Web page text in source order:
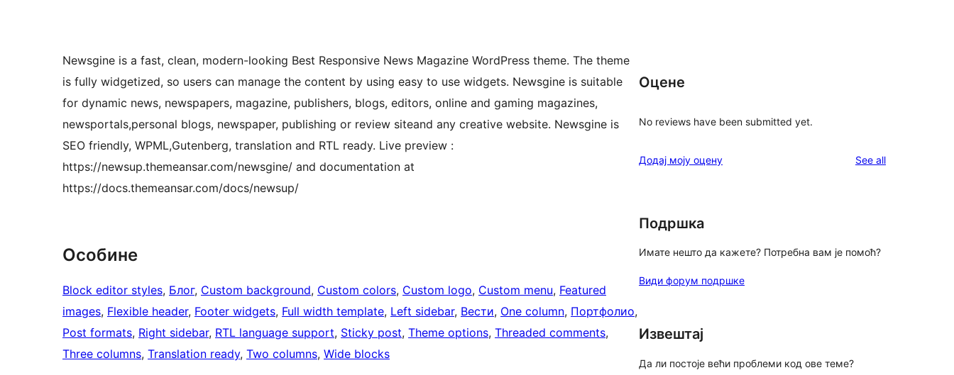
Newsgine is a fast, clean, modern-looking Best Responsive News Magazine WordPress theme. The theme
is fully widgetized, so users can manage the content by using easy to use widgets. Newsgine is suitable
for dynamic news, newspapers, magazine, publishers, blogs, editors, online and gaming magazines,
newsportals,personal blogs, newspaper, publishing or review siteand any creative website. Newsgine is
SEO friendly, WPML,Gutenberg, translation and RTL ready. Live preview :
https://newsup.themeansar.com/newsgine/ and documentation at
https://docs.themeansar.com/docs/newsup/
Особине
Block editor styles, Блог, Custom background, Custom colors, Custom logo, Custom menu, Featured
images, Flexible header, Footer widgets, Full width template, Left sidebar, Вести, One column, Портфолио
Post formats, Right sidebar, RTL language support, Sticky post, Theme options, Threaded comments
Three columns, Translation ready, Two columns, Wide blocks
Оцене
No reviews have been submitted yet.
Додај моју оцену See allreviews
Подршка
Имате нешто да кажете? Потребна вам је помоћ?
Види форум подршке
Извештај
Да ли постоје већи проблеми код ове теме?